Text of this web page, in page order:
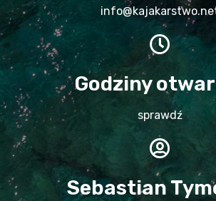
Godziny
sprawdź
Sebastian